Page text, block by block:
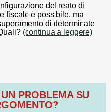
del reato di
fiscale è possibile, ma
di determinate
(continua a leggere)
PROBLEMA SU